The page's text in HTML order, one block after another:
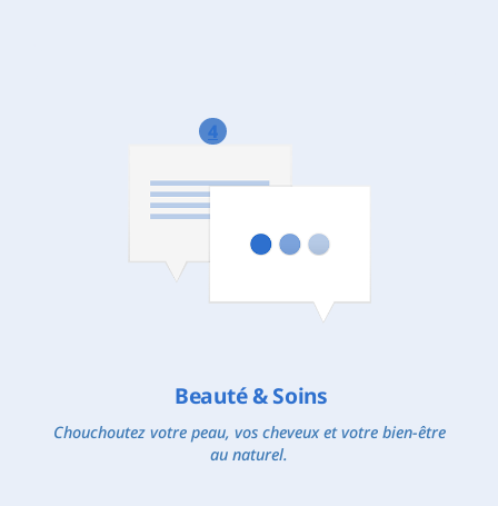
4
Beauté & Soins
Chouchoutez votre peau, vos cheveux et votre bien-être
au naturel.